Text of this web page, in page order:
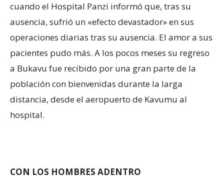
cuando el Hospital Panzi informó que, tras su
ausencia, sufrió un «efecto devastador» en sus
operaciones diarias tras su ausencia. El amor a sus
pacientes pudo más. A los pocos meses su regreso
a Bukavu fue recibido por una gran parte de la
población con bienvenidas durante la larga
distancia, desde el aeropuerto de Kavumu al
hospital.
CON LOS HOMBRES ADENTRO